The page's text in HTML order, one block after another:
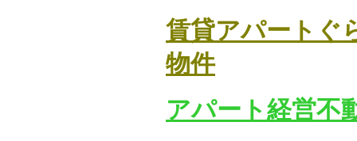
賃貸アパートぐ
物件
アパート経営不